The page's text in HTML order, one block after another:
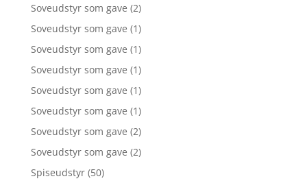
Soveudstyr som gave (2)
Soveudstyr som gave (1)
Soveudstyr som gave (1)
Soveudstyr som gave (1)
Soveudstyr som gave (1)
Soveudstyr som gave (1)
Soveudstyr som gave (2)
Soveudstyr som gave (2)
Spiseudstyr (50)